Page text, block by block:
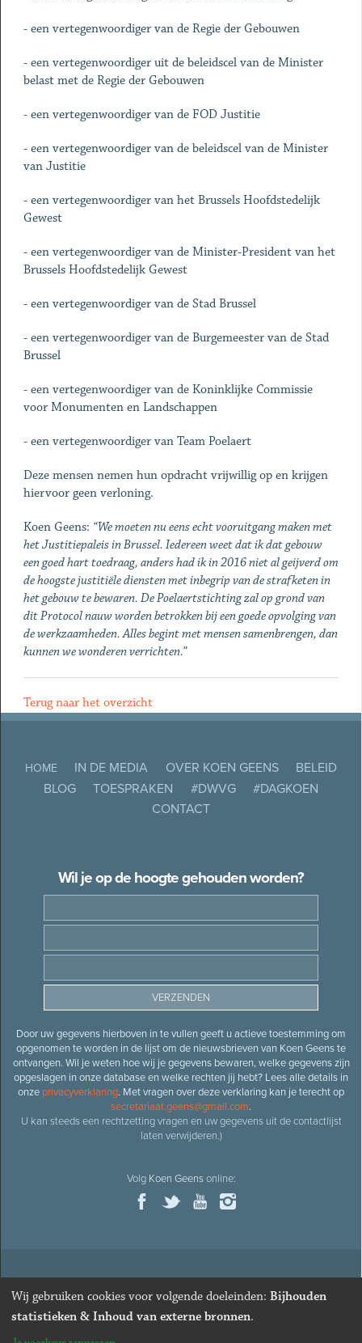
- een vertegenwoordiger van de Regie der Gebouwen
- een vertegenwoordiger uit de beleidscel van de Minister
belast met de Regie der Gebouwen
- een vertegenwoordiger van de FOD Justitie
- een vertegenwoordiger van de beleidscel van de Minister
van Justitie
- een vertegenwoordiger van het Brussels Hoofdstedelijk
Gewest
- een vertegenwoordiger van de Minister-President van het
Brussels Hoofdstedelijk Gewest
- een vertegenwoordiger van de Stad Brussel
- een vertegenwoordiger van de Burgemeester van de Stad
Brussel
- een vertegenwoordiger van de Koninklijke Commissie
voor Monumenten en Landschappen
- een vertegenwoordiger van Team Poelaert
Deze mensen nemen hun opdracht vrijwillig op en krijgen
hiervoor geen verloning.
Koen Geens: “We moeten nu eens echt vooruitgang maken met
het Justitiepaleis in Brussel. Iedereen weet dat ik dat gebouw
een goed hart toedraag, anders had ik in 2016 niet al geijverd om
de hoogste justitiële diensten met inbegrip van de strafketen in
het gebouw te bewaren. De Poelaertstichting zal op grond van
dit Protocol nauw worden betrokken bij een goede opvolging van
de werkzaamheden. Alles begint met mensen samenbrengen, dan
kunnen we wonderen verrichten.”
Terug naar het overzicht
HOME IN DE MEDIA OVER KOEN GEENS
BELEID
BLOG
TOESPRAKEN #DWVG
#DAGKOEN
CONTACT
Wil je op de hoogte gehouden worden?
Door uw gegevens hierboven in te vullen geeft u actieve toestemming om
opgenomen te worden in de lijst om de nieuwsbrieven van Koen Geens te
ontvangen. Wil je weten hoe wij je gegevens bewaren, welke gegevens zijn
opgeslagen in onze database en welke rechten jij hebt? Lees alle details in
onze privacyverklaring. Met vragen over deze verklaring kan je terecht op
secretariaat.geens@gmail.com.
U kan steeds een rechtzetting vragen en uw gegevens uit de contactlijst
laten verwijderen.)
Volg Koen Geensonline:
© 2026Oud-minister en ere-volksvertegenwoordiger Koen
· Alle rechten voorbehouden · Cookies wijzigen
Webdesign&website ontwikkelingdoor Zenjoy in Leuven
Wij gebruiken cookies voor volgende doeleinden: Bijhouden
statistieken & Inhoud van externe bronnen.